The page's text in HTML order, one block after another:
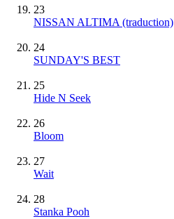
23
NISSAN ALTIMA (traduction)
24
SUNDAY'S BEST
25
Hide N Seek
26
Bloom
27
Wait
28
Stanka Pooh